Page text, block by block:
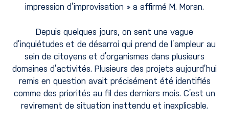
impression d’improvisation » a affirmé M. Moran.
Depuis quelques jours, on sent une vague
d’inquiétudes et de désarroi qui prend de l’ampleur au
sein de citoyens et d’organismes dans plusieurs
domaines d’activités. Plusieurs des projets aujourd’hui
remis en question avait précisément été identifiés
comme des priorités au fil des derniers mois. C’est un
revirement de situation inattendu et inexplicable.